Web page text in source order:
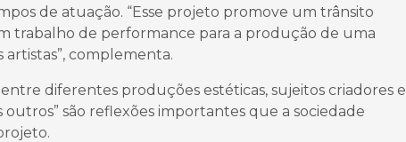
de atuação. “Esse projeto promove um trânsito
trabalho de performance para a produção de uma
complementa.
diferentes produções estéticas, sujeitos criadores e
são reflexões importantes que a sociedade